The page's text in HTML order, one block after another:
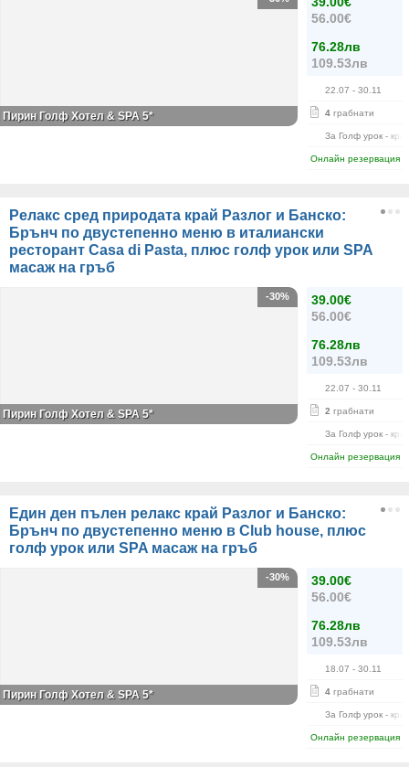
56.00€
76.28лв
109.53лв
22.07 - 30.11
4 грабнати
За Голф урок -
Онлайн резервация
Пирин Голф Хотел & SPA 5*
Релакс сред природата край Разлог и Банско:
Брънч по двустепенно меню в италиански
ресторант Casa di Pasta, плюс голф урок или SPA
масаж на гръб
39.00€
56.00€
76.28лв
109.53лв
22.07 - 30.11
2 грабнати
За Голф урок -
Онлайн резервация
-30%
Пирин Голф Хотел & SPA 5*
Един ден пълен релакс край Разлог и Банско:
Брънч по двустепенно меню в Club house, плюс
голф урок или SPA масаж на гръб
39.00€
56.00€
76.28лв
109.53лв
18.07 - 30.11
4 грабнати
За Голф урок -
Онлайн резервация
-30%
Пирин Голф Хотел & SPA 5*